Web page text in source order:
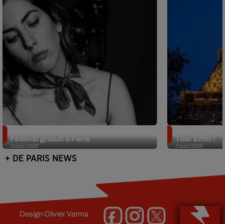
3 août 2026
Festival gratuit à Paris
3 août 2026
Tour Eiffel !
+ DE PARIS NEWS
DesignOlivier Varma